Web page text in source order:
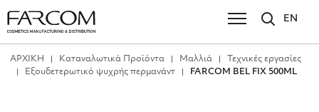
EN
ΑΡΧΙΚΗ Καταναλωτικά Προϊόντα Μαλλιά
Τεχνικές εργασίες
Εξουδετερωτικό ψυχρής περμανάντ
FARCOM BEL FIX 500ML